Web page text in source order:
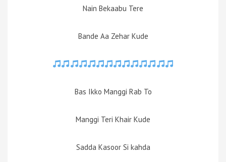
Nain Bekaabu Tere
Bande Aa Zehar Kude
Bas Ikko Manggi Rab To
Manggi Teri Khair Kude
Sadda Kasoor Si kahda